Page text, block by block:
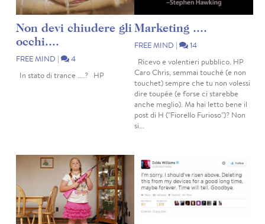
Non devi chiudere gli
occhi....
FREE MIND
4
In stato di trance ....? HP
Marketing ....
FREE MIND |
14
Ricevo e volentieri pubblico. HP
Caro Chris, semmai touché (e non
touchet) sempre che tu non volessi
dire toupée (e forse ci starebbe
anche meglio). Ma hai letto bene il
post di H ("Fiorello Furioso")? Non
si...